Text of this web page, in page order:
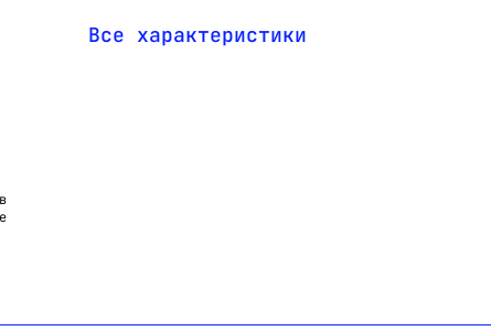
Все характеристики